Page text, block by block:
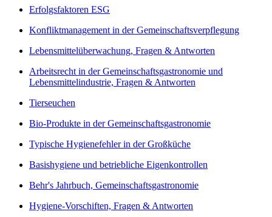
Erfolgsfaktoren ESG
Konfliktmanagement in der Gemeinschaftsverpflegung
Lebensmittelüberwachung, Fragen & Antworten
Arbeitsrecht in der Gemeinschaftsgastronomie und
Lebensmittelindustrie, Fragen & Antworten
Tierseuchen
Bio-Produkte in der Gemeinschaftsgastronomie
Typische Hygienefehler in der Großküche
Basishygiene und betriebliche Eigenkontrollen
Behr's Jahrbuch, Gemeinschaftsgastronomie
Hygiene-Vorschiften, Fragen & Antworten